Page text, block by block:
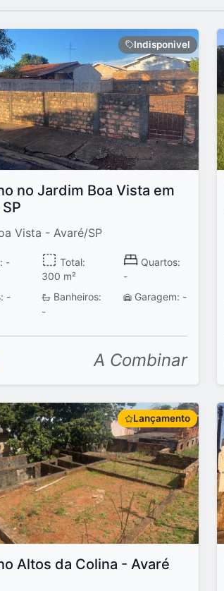
Indisponivel
no Jardim Boa Vista em
Vista - Avaré/SP
-
Total:
300 m²
Quartos:
-
-
Banheiros:
-
Garagem: -
A Combinar
Lançamento
Altos da Colina - Avaré